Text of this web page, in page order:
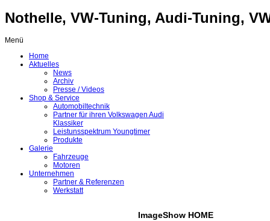
Nothelle, VW-Tuning, Audi-Tuning,
Menü
Home
Aktuelles
News
Archiv
Presse / Videos
Shop & Service
Automobiltechnik
Partner für ihren Volkswagen Audi
Klassiker
Leistunsspektrum Youngtimer
Produkte
Galerie
Fahrzeuge
Motoren
Unternehmen
Partner & Referenzen
Werkstatt
ImageShow HOME